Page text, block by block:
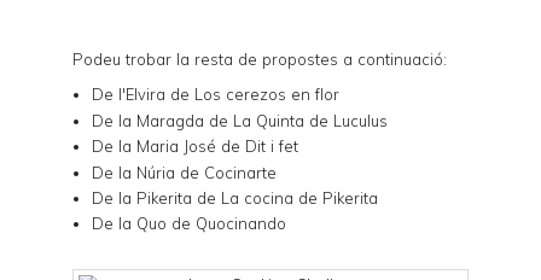
Podeu trobar la resta de propostes a continuació:
De l'Elvira de Los cerezos en flor
De la Maragda de La Quinta de Luculus
De la Maria José de Dit i fet
De la Núria de Cocinarte
De la Pikerita de La cocina de Pikerita
De la Quo de Quocinando